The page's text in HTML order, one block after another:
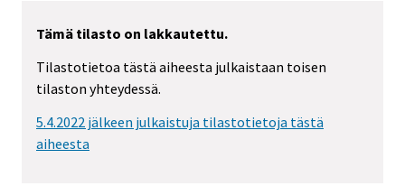
Tämä tilasto on lakkautettu.
Tilastotietoa tästä aiheesta julkaistaan toisen
tilaston yhteydessä.
5.4.2022 jälkeen julkaistuja tilastotietoja tästä
aiheesta